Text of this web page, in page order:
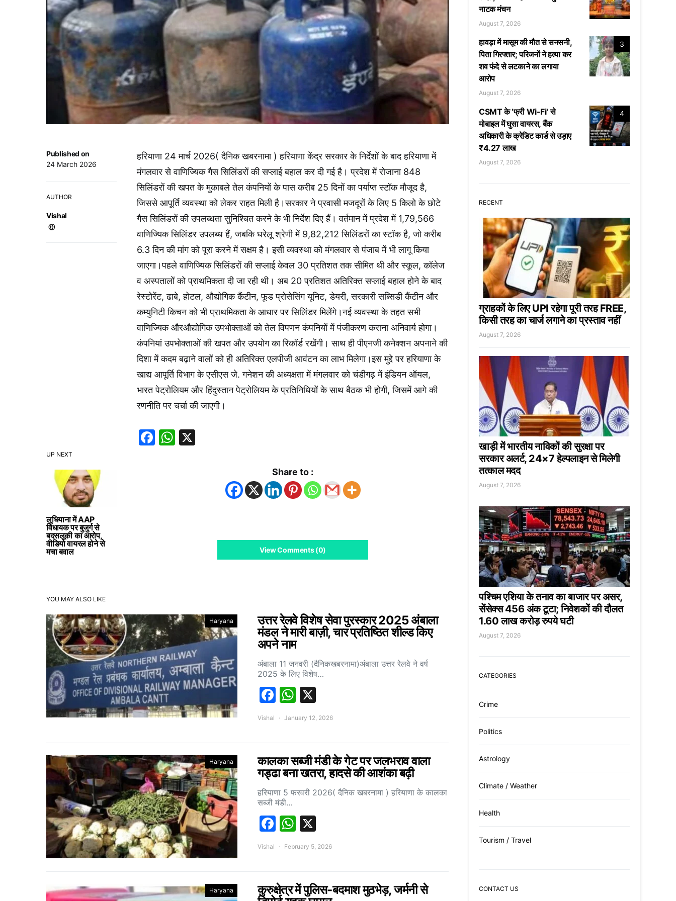
UP NEXT
लुधियाना में AAP
विधायक पर बुजुर्ग से
बदसलूकी का आरोप,
वीडियो वायरल होने से
मचा बवाल
Published on
24 March 2026
AUTHOR
Vishal
हरियाणा 24 मार्च 2026( दैनिक खबरनामा ) हरियाणा केंद्र सरकार के निर्देशों के बाद हरियाणा में
मंगलवार से वाणिज्यिक गैस सिलिंडरों की सप्लाई बहाल कर दी गई है। प्रदेश में रोजाना 848
सिलिंडरों की खपत के मुकाबले तेल कंपनियों के पास करीब 25 दिनों का पर्याप्त स्टॉक मौजूद है,
जिससे आपूर्ति व्यवस्था को लेकर राहत मिली है।सरकार ने प्रवासी मजदूरों के लिए 5 किलो के छोटे
गैस सिलिंडरों की उपलब्धता सुनिश्चित करने के भी निर्देश दिए हैं। वर्तमान में प्रदेश में 1,79,566
वाणिज्यिक सिलिंडर उपलब्ध हैं, जबकि घरेलू श्रेणी में 9,82,212 सिलिंडरों का स्टॉक है, जो करीब
6.3 दिन की मांग को पूरा करने में सक्षम है। इसी व्यवस्था को मंगलवार से पंजाब में भी लागू किया
जाएगा।पहले वाणिज्यिक सिलिंडरों की सप्लाई केवल 30 प्रतिशत तक सीमित थी और स्कूल, कॉलेज
व अस्पतालों को प्राथमिकता दी जा रही थी। अब 20 प्रतिशत अतिरिक्त सप्लाई बहाल होने के बाद
रेस्टोरेंट, ढाबे, होटल, औद्योगिक कैंटीन, फूड प्रोसेसिंग यूनिट, डेयरी, सरकारी सब्सिडी कैंटीन और
कम्युनिटी किचन को भी प्राथमिकता के आधार पर सिलिंडर मिलेंगे।नई व्यवस्था के तहत सभी
वाणिज्यिक औरऔद्योगिक उपभोक्ताओं को तेल विपणन कंपनियों में पंजीकरण कराना अनिवार्य होगा।
कंपनियां उपभोक्ताओं की खपत और उपयोग का रिकॉर्ड रखेंगी। साथ ही पीएनजी कनेक्शन अपनाने की
दिशा में कदम बढ़ाने वालों को ही अतिरिक्त एलपीजी आवंटन का लाभ मिलेगा।इस मुद्दे पर हरियाणा के
खाद्य आपूर्ति विभाग के एसीएस जे. गनेशन की अध्यक्षता में मंगलवार को चंडीगढ़ में इंडियन ऑयल,
भारत पेट्रोलियम और हिंदुस्तान पेट्रोलियम के प्रतिनिधियों के साथ बैठक भी होगी, जिसमें आगे की
रणनीति पर चर्चा की जाएगी।
Facebook
WhatsApp
Share to :
View Comments (0)
YOU MAY ALSO LIKE
Haryana
उत्तर रेलवे विशेष सेवा पुरस्कार 2025 अंबाला
मंडल ने मारी बाज़ी, चार प्रतिष्ठित शील्ड किए
अपने नाम
अंबाला 11 जनवरी (दैनिकखबरनामा)अंबाला उत्तर रेलवे ने वर्ष
2025 के लिए विशेष…
Facebook
WhatsApp
Vishal January 12, 2026
Haryana
कालका सब्जी मंडी के गेट पर जलभराव वाला
गड्ढा बना खतरा, हादसे की आशंका बढ़ी
हरियाणा 5 फरवरी 2026( दैनिक खबरनामा ) हरियाणा के कालका
सब्जी मंडी…
Facebook
WhatsApp
Vishal February 5, 2026
Haryana
कुरुक्षेत्र में पुलिस-बदमाश मुठभेड़, जर्मनी से
नाटक मंचन
August 7, 2026
3
हावड़ा में मासूम की मौत से सनसनी,
पिता गिरफ्तार; परिजनों ने हत्या कर
शव फंदे से लटकाने का लगाया
आरोप
August 7, 2026
4
CSMT के ‘फ्री Wi-Fi’ से
मोबाइल में घुसा वायरस, बैंक
अधिकारी के क्रेडिट कार्ड से उड़ाए
₹4.27 लाख
August 7, 2026
RECENT
ग्राहकों के लिए UPI रहेगा पूरी तरह FREE,
किसी तरह का चार्ज लगाने का प्रस्ताव नहीं
August 7, 2026
खाड़ी में भारतीय नाविकों की सुरक्षा पर
सरकार अलर्ट, 24×7 हेल्पलाइन से मिलेगी
तत्काल मदद
August 7, 2026
पश्चिम एशिया के तनाव का बाजार पर असर,
सेंसेक्स 456 अंक टूटा; निवेशकों की दौलत
1.60 लाख करोड़ रुपये घटी
August 7, 2026
CATEGORIES
Crime
Politics
Astrology
Climate / Weather
Health
Tourism / Travel
CONTACT US